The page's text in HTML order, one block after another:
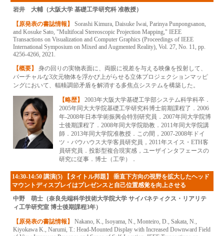
岩井 大輔（大阪大学 基礎工学研究科 准教授）
【原発表の書誌情報】
Sorashi Kimura, Daisuke Iwai, Parinya Punpongsanon,
and Kosuke Sato, "Multifocal Stereoscopic Projection Mapping," IEEE
Transactions on Visualization and Computer Graphics (Proceedings of IEEE
International Symposium on Mixed and Augmented Reality), Vol. 27, No. 11, pp.
4256-4266, 2021.
【概要】
身の回りの実物表面に、両眼に視差を与える映像を投射して、
バーチャルな3次元物体を浮かび上がらせる立体プロジェクションマッピ
ングにおいて、輻輳調節矛盾を解消する多焦点システムを構築した。
【略歴】
2003年大阪大学基礎工学部システム科学科卒．
2005年同大大学院基礎工学研究科博士前期課程了．2006
年-2008年日本学術振興会特別研究員．2007年同大学院博
士後期課程了．2008年同大学院助教．2011年同大学院講
師．2013年同大学院准教授．この間，2007-2008年ドイ
ツ・バウハウス大学客員研究員，2011年スイス・ETH客
員研究員．投影型複合現実感，ユーザインタフェースの
研究に従事．博士（工学）．
14:30-14:50 講演(5) 【タイトル邦題】 垂直下方向の視野を拡大したヘッド
マウントディスプレイはプレゼンスと自己位置感覚を向上させる
中野 萌士（奈良先端科学技術大学院大学 サイバネティクス・リアリテ
ィ工学研究室 博士後期課程3年）
【原発表の書誌情報】
Nakano, K., Isoyama, N., Monteiro, D., Sakata, N.,
Kiyokawa K., Narumi, T.: Head-Mounted Display with Increased Downward Field